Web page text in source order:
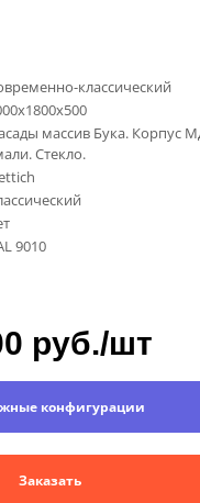
классический
массив Бука. Корпус
Стекло.
9010
руб./шт
конфигурации
Заказать